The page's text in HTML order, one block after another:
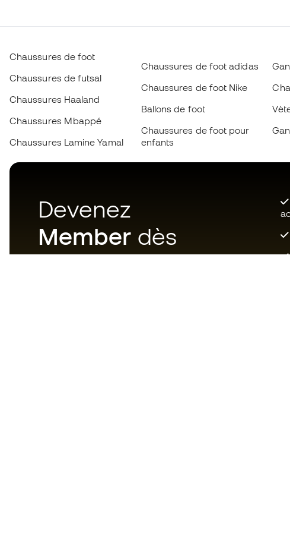
Chaussures de foot
Chaussures de futsal
Chaussures Haaland
Chaussures Mbappé
Chaussures Lamine Yamal
Chaussures de foot adidas
Chaussures de foot Nike
Ballons de foot
Chaussures de foot pour
enfants
Devenez
Member dès
maintenant